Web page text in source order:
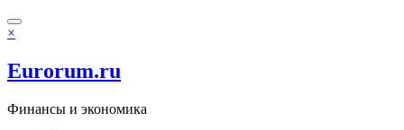
×
Eurorum.ru
Финансы и экономика